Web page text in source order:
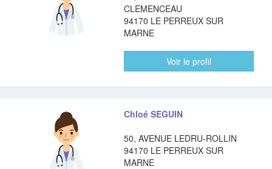
CLEMENCEAU
94170 LE PERREUX SUR
MARNE
Voir le profil
Chloé SEGUIN
50, AVENUE LEDRU-ROLLIN
94170 LE PERREUX SUR
MARNE